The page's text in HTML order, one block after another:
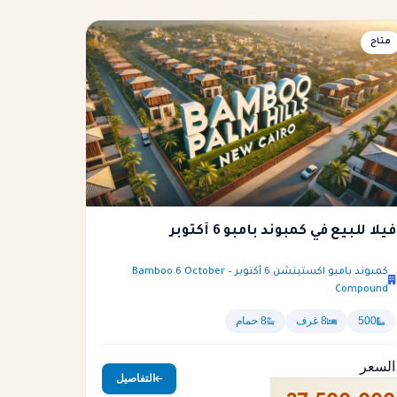
فيلا
متاح
فيلا للبيع في كمبوند بامبو 6 أكتوبر
كمبوند بامبو اكستينشن 6 أكتوبر – Bamboo 6 October
Compound
500 8 غرف 8 حمام
السعر
التفاصيل